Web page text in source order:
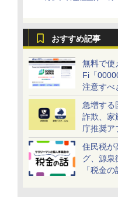
おすすめ記事
無料で使
Fi「
注意すべ
急増する
詐欺、家
庁推奨ア
しよう！
住民税が
グ、源泉
「税金